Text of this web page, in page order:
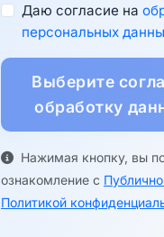
Даю согласие на
персональных
Выберите
обработку
Нажимая кнопку, вы
ознакомление с
Политикой